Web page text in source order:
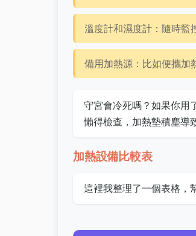
溫度計和濕度計：隨時監
備用加熱源：比如便攜加
守宮會冷死嗎？如果你用
懶得檢查，加熱墊積塵導
加熱設備比較表
這裡我整理了一個表格，